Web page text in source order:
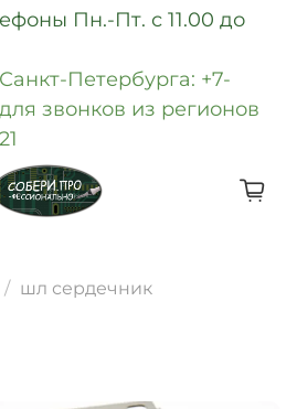
Пн.-Пт. с 11.00 до
Петербурга: +7-
для звонков из регионов
шл сердечник